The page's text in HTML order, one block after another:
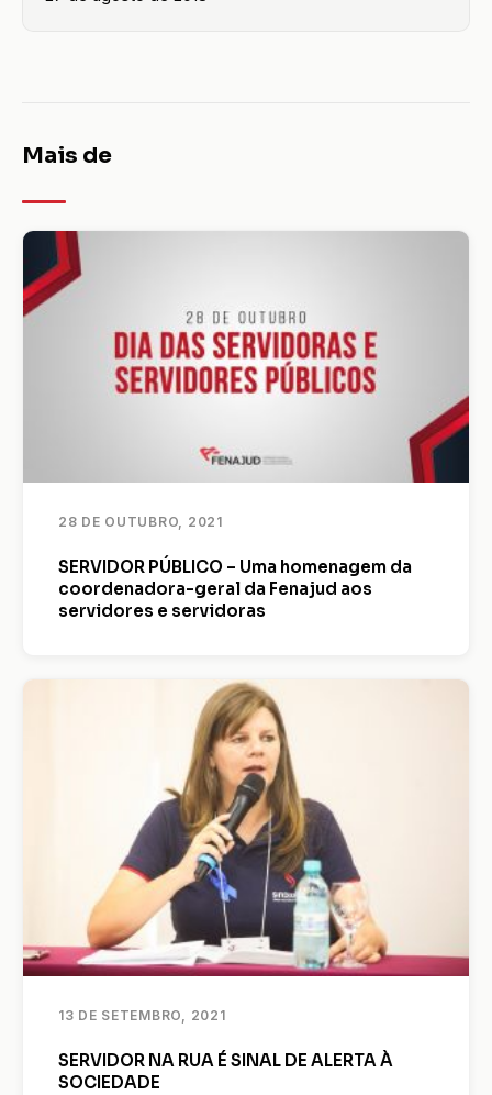
Mais de
28 DE OUTUBRO, 2021
SERVIDOR PÚBLICO – Uma homenagem da
coordenadora-geral da Fenajud aos
servidores e servidoras
13 DE SETEMBRO, 2021
SERVIDOR NA RUA É SINAL DE ALERTA À
SOCIEDADE